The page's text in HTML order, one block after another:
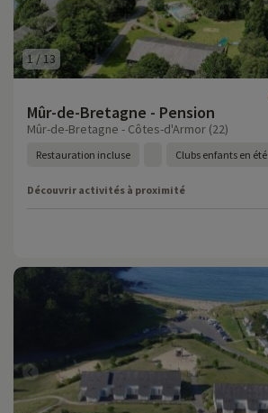
1 /13
Mûr-de-Bretagne - Pension
Mûr-de-Bretagne - Côtes-d'Armor (22)
Restauration incluse Clubs enfants en été
Découvrir activités à proximité